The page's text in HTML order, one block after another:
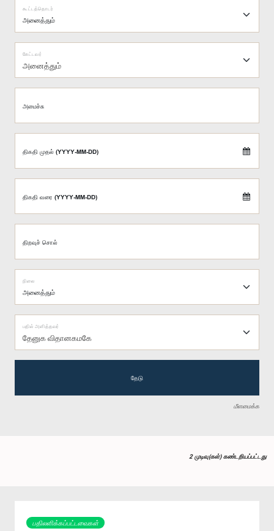
கூட்டத்தொடர்
அனைத்தும்
கேட்டவர்
அமைச்சு
திகதி முதல் (YYYY-MM-DD)
திகதி வரை (YYYY-MM-DD)
திறவுச் சொல்
நிலை
தேனுக விதானகமகே
பதில் அளித்தவர்
தேடு
மீளமைக்க
2 முடிவு(கள்) கண்டறியப்பட்டது
பதிலளிக்கப்பட்டவைகள்